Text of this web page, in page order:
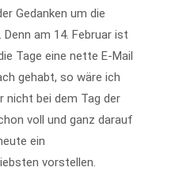
Gedanken um die
am 14. Februar ist
Tage eine nette E-Mail
gehabt, so wäre ich
nicht bei dem Tag der
voll und ganz darauf
ein
vorstellen.